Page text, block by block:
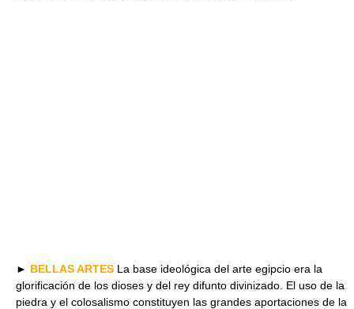
► BELLAS ARTES La base ideológica del arte egipcio era la
glorificación de los dioses y del rey difunto divinizado. El uso de la
piedra y el colosalismo constituyen las grandes aportaciones de la